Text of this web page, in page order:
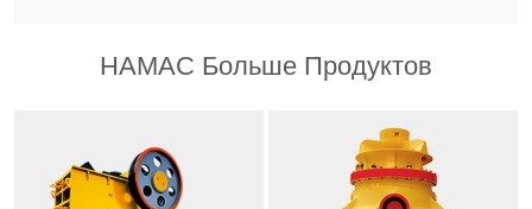
HAMAC Больше Продуктов